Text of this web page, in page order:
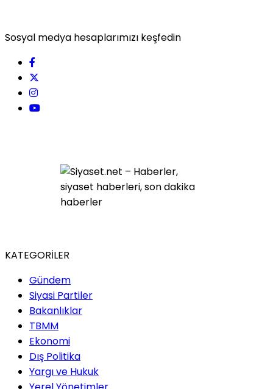
Sosyal medya hesaplarımızı keşfedin
KATEGORİLER
Gündem
Siyasi Partiler
Bakanlıklar
TBMM
Ekonomi
Dış Politika
Yargı ve Hukuk